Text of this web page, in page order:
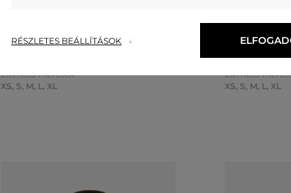
Elérhető méretek:
XS, S, M, L, XL
TRAILBLAZER
Elérhető
XS, S, M, L, XL
RÉSZLETES BEÁLLÍTÁSOK